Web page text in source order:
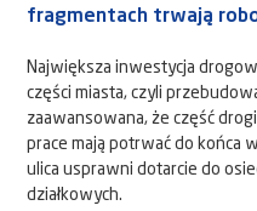
fragmentach trwają
Największa inwestycja
części miasta, czyli
zaawansowana, że część
prace mają potrwać do końca
ulica usprawni dotarcie do
działkowych.